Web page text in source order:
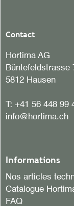
Contact
Hortima AG
Büntefeldstrasse
5812 Hausen
T: +41 56 448 99
info@hortima.ch
Informations
Nos articles
Catalogue
FAQ